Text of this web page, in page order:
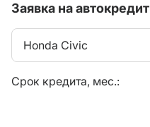
Заявка на автокредит
Honda Civic
Срок кредита, мес.: